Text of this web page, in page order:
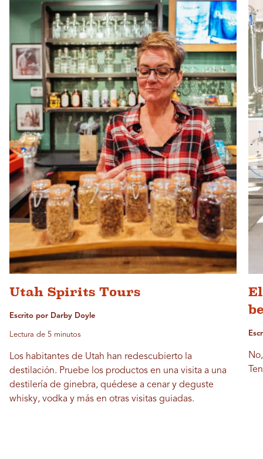
Utah Spirits Tours
Escrito por Darby Doyle
Lectura de 5 minutos
Los habitantes de Utah han redescubierto la
destilación. Pruebe los productos en una visita a una
destilería de ginebra, quédese a cenar y deguste
whisky, vodka y más en otras visitas guiadas.